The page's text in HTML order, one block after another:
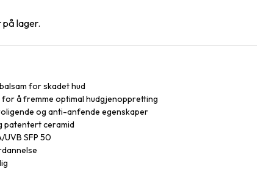
på lager.
for skadet hud
å fremme optimal hudgjenoppretting
og anti-anfende egenskaper
patentert ceramid
UVB SFP 50